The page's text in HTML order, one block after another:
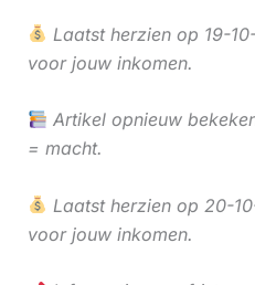
Laatst herzien op 19-
voor jouw inkomen.
Artikel opnieuw
= macht.
Laatst herzien op 20-
voor jouw inkomen.